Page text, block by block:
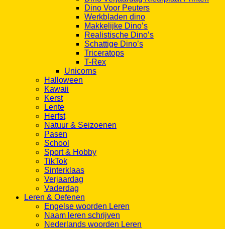
Dino Voor Peuters
Werkbladen dino
Makkelijke Dino’s
Realistische Dino’s
Schattige Dino’s
Triceratops
T-Rex
Unicorns
Halloween
Kawaii
Kerst
Lente
Herfst
Natuur & Seizoenen
Pasen
School
Sport & Hobby
TikTok
Sinterklaas
Verjaardag
Vaderdag
Leren & Oefenen
Engelse woorden Leren
Naam leren schrijven
Nederlands woorden Leren